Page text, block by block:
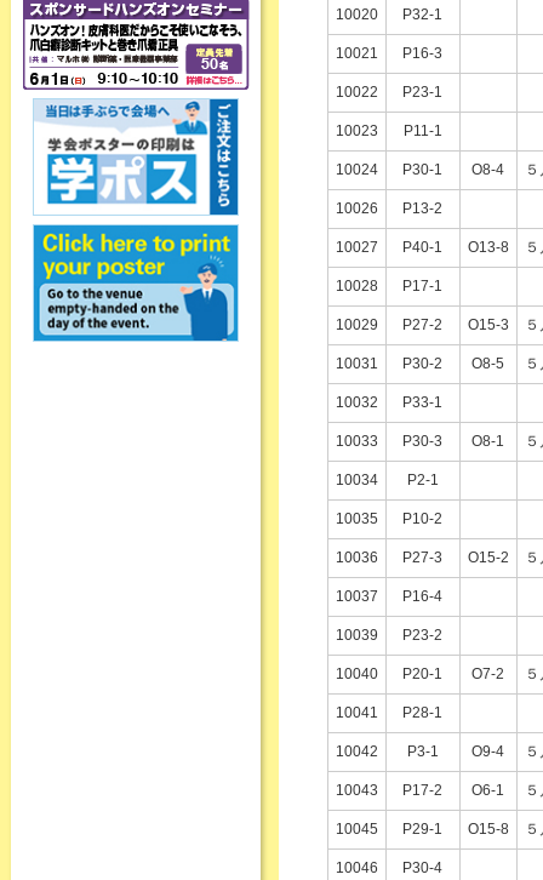
10020 P32-1
10021 P16-3
10022 P23-1
10023 P11-1
10024 P30-1 O8-4
10026 P13-2
10027 P40-1 O13-8
10028 P17-1
10029 P27-2 O15-3
10031 P30-2 O8-5
10032 P33-1
10033 P30-3 O8-1
10034 P2-1
10035 P10-2
10036 P27-3 O15-2
10037 P16-4
10039 P23-2
10040 P20-1 O7-2
10041 P28-1
10042 P3-1 O9-4
10043 P17-2 O6-1
10045 P29-1 O15-8
10046 P30-4